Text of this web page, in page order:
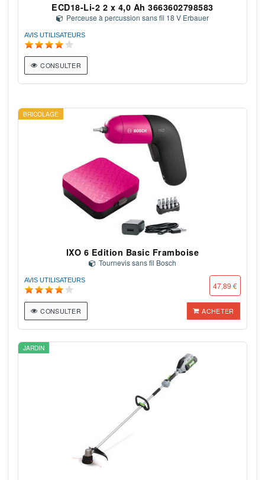
ECD18-Li-2 2 x 4,0 Ah 3663602798583
Perceuse à percussion sans fil 18 V Erbauer
AVIS UTILISATEURS
CONSULTER
BRICOLAGE
IXO 6 Edition Basic Framboise
Tournevis sans fil Bosch
AVIS UTILISATEURS
47,89 €
CONSULTER ACHETER
JARDIN